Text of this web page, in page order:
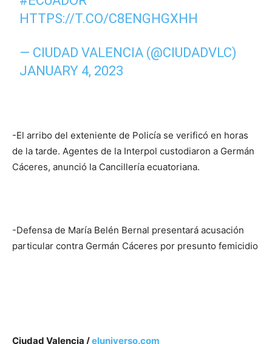
HTTPS://T.CO/C8ENGHGXHH
— CIUDAD VALENCIA (@CIUDADVLC)
JANUARY 4, 2023
-El arribo del exteniente de Policía se verificó en horas
de la tarde. Agentes de la Interpol custodiaron a Germán
Cáceres, anunció la Cancillería ecuatoriana.
-Defensa de María Belén Bernal presentará acusación
particular contra Germán Cáceres por presunto femicidio
Ciudad Valencia /eluniverso.com